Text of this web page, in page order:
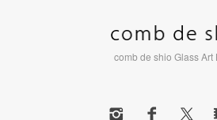
comb de shio Glass Art